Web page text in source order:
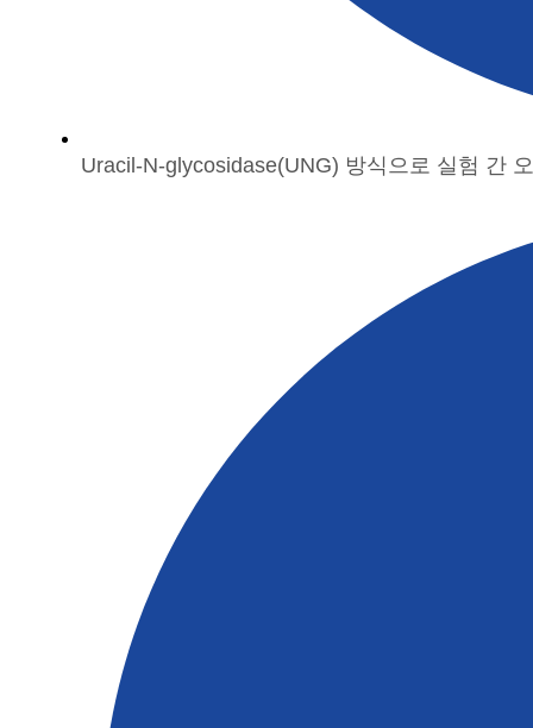
Uracil-N-glycosidase(UNG) 방식으로 실험 간